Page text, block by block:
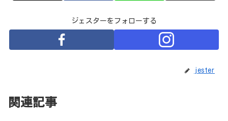
ジェスターをフォローする
jester
関連記事